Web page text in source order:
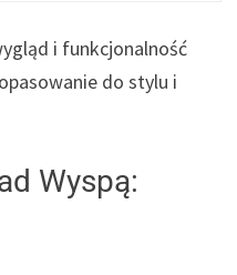
i funkcjonalność
do stylu i
Wyspą: